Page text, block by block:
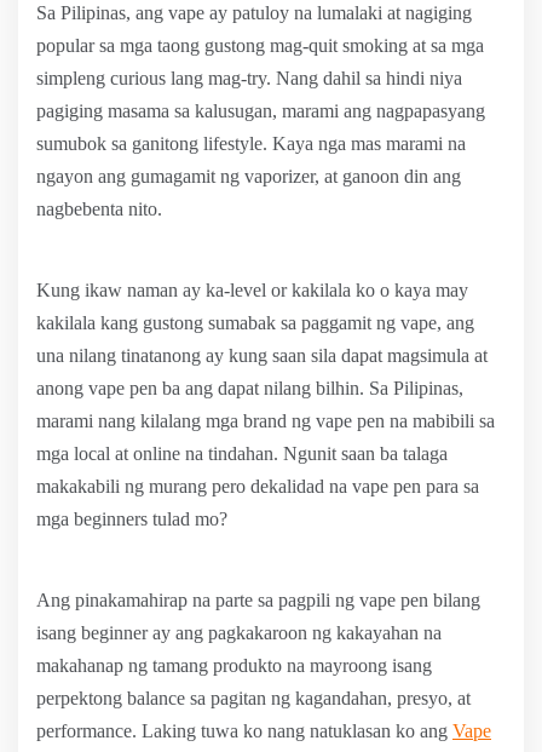
Sa Pilipinas, ang vape ay patuloy na lumalaki at nagiging
popular sa mga taong gustong mag-quit smoking at sa mga
simpleng curious lang mag-try. Nang dahil sa hindi niya
pagiging masama sa kalusugan, marami ang nagpapasyang
sumubok sa ganitong lifestyle. Kaya nga mas marami na
ngayon ang gumagamit ng vaporizer, at ganoon din ang
nagbebenta nito.
Kung ikaw naman ay ka-level or kakilala ko o kaya may
kakilala kang gustong sumabak sa paggamit ng vape, ang
una nilang tinatanong ay kung saan sila dapat magsimula at
anong vape pen ba ang dapat nilang bilhin. Sa Pilipinas,
marami nang kilalang mga brand ng vape pen na mabibili sa
mga local at online na tindahan. Ngunit saan ba talaga
makakabili ng murang pero dekalidad na vape pen para sa
mga beginners tulad mo?
Ang pinakamahirap na parte sa pagpili ng vape pen bilang
isang beginner ay ang pagkakaroon ng kakayahan na
makahanap ng tamang produkto na mayroong isang
perpektong balance sa pagitan ng kagandahan, presyo, at
performance. Laking tuwa ko nang natuklasan ko ang Vape